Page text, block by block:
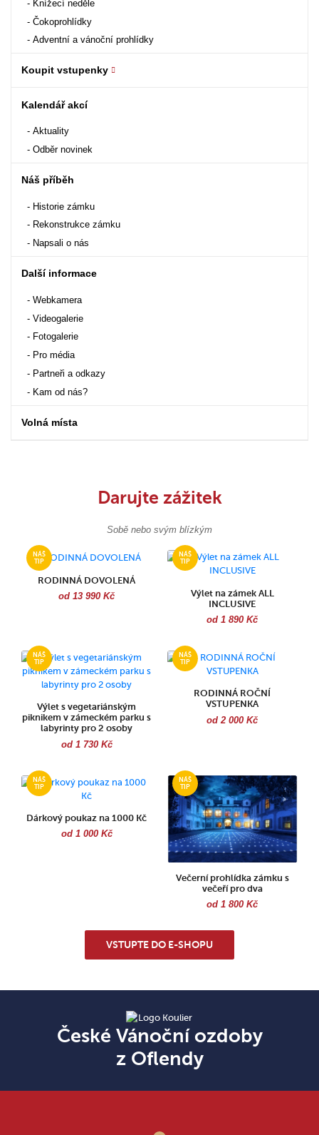
Knížecí neděle
Čokoprohlídky
Adventní a vánoční prohlídky
Koupit vstupenky
Kalendář akcí
Aktuality
Odběr novinek
Náš příběh
Historie zámku
Rekonstrukce zámku
Napsali o nás
Další informace
Webkamera
Videogalerie
Fotogalerie
Pro média
Partneři a odkazy
Kam od nás?
Volná místa
Darujte zážitek
Sobě nebo svým blízkým
RODINNÁ DOVOLENÁ
od 13 990 Kč
Výlet na zámek ALL
INCLUSIVE
od 1 890 Kč
Výlet s vegetariánským
piknikem v zámeckém parku s
labyrinty pro 2 osoby
od 1 730 Kč
RODINNÁ ROČNÍ
VSTUPENKA
od 2 000 Kč
Dárkový poukaz na 1000 Kč
od 1 000 Kč
Večerní prohlídka zámku s
večeří pro dva
od 1 800 Kč
VSTUPTE DO E-SHOPU
České Vánoční ozdoby
z Oflendy